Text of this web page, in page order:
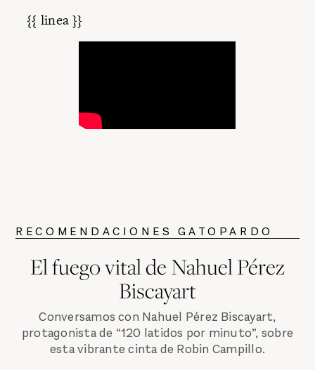
{{ linea }}
RECOMENDACIONES GATOPARDO
El fuego vital de Nahuel Pérez
Biscayart
Conversamos con Nahuel Pérez Biscayart,
protagonista de “120 latidos por minuto”, sobre
esta vibrante cinta de Robin Campillo.